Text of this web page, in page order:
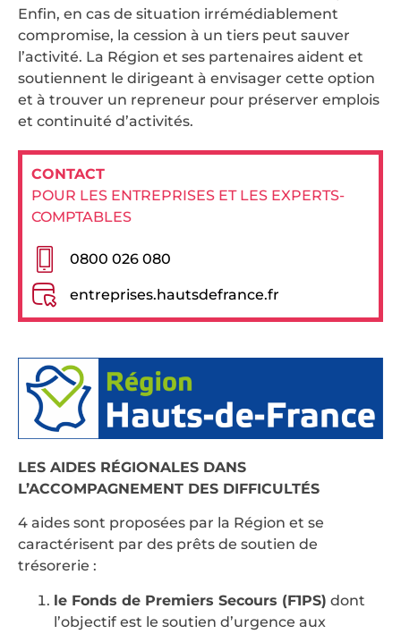
Enfin, en cas de situation irrémédiablement
compromise, la cession à un tiers peut sauver
l’activité. La Région et ses partenaires aident et
soutiennent le dirigeant à envisager cette option
et à trouver un repreneur pour préserver emplois
et continuité d’activités.
CONTACT
POUR LES ENTREPRISES ET LES EXPERTS-
COMPTABLES
0800 026 080
entreprises.hautsdefrance.fr
LES AIDES RÉGIONALES DANS
L’ACCOMPAGNEMENT DES DIFFICULTÉS
4 aides sont proposées par la Région et se
caractérisent par des prêts de soutien de
trésorerie :
le Fonds de Premiers Secours (F1PS) dont
l’objectif est le soutien d’urgence aux